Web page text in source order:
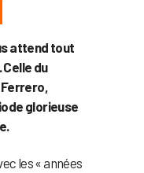
attend tout
Celle du
glorieuse
les « années